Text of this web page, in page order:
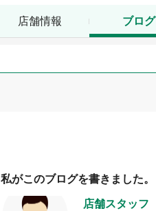
店舗情報 ブログ
私がこのブログを書きました。
店舗スタッフ